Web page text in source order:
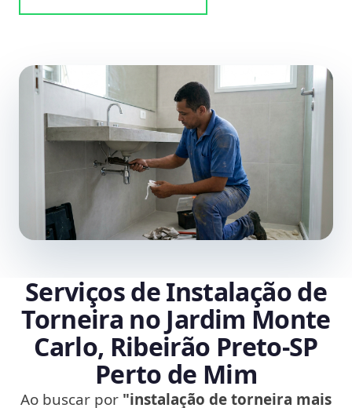
Serviços de Instalação de
Torneira no Jardim Monte
Carlo, Ribeirão Preto‑SP
Perto de Mim
Ao buscar por "instalação de torneira mais